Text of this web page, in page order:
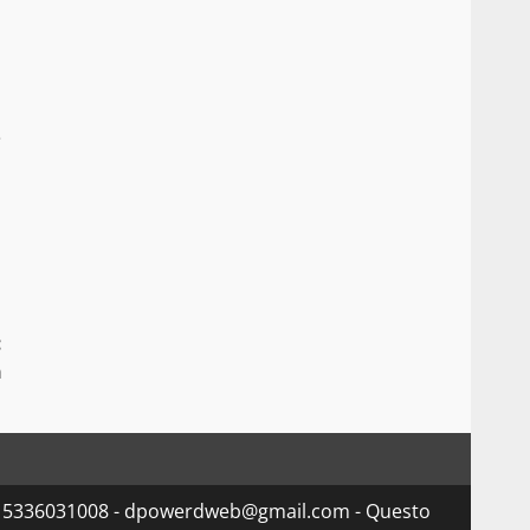
- dpowerdweb@gmail.com - Questo